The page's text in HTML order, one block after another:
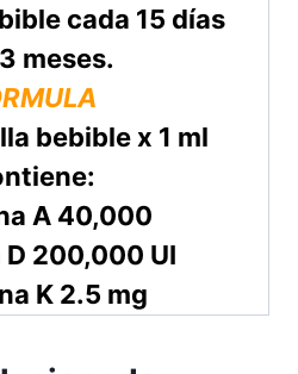
cada 15 días
meses.
bebible x 1 ml
A 40,000
200,000 UI
K 2.5 mg